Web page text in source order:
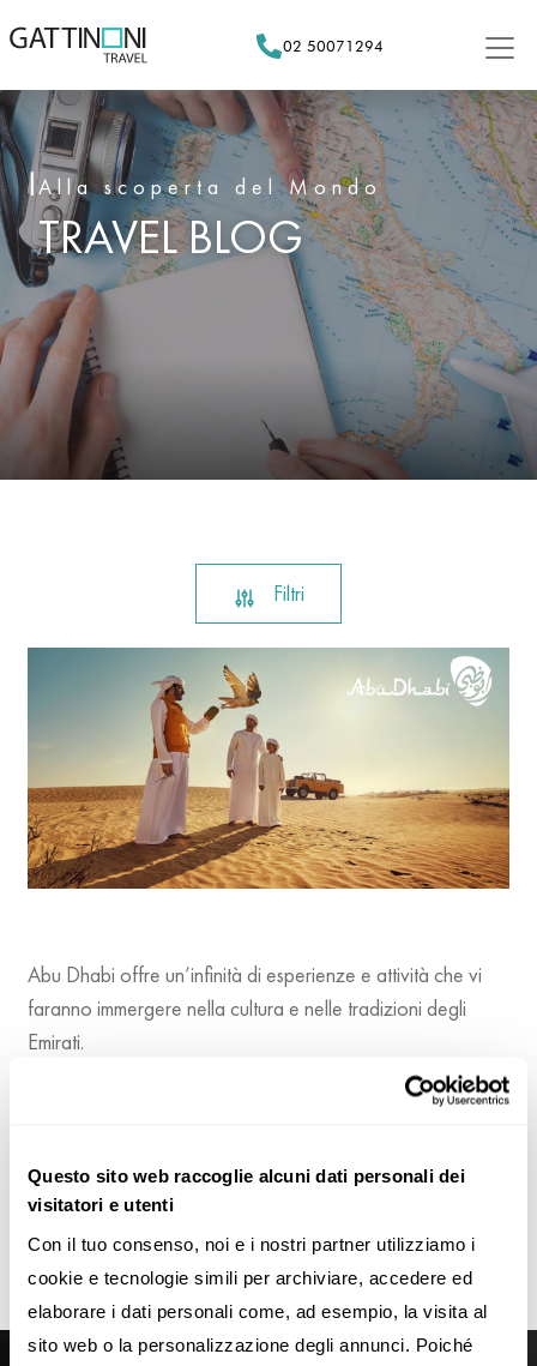
Questo sito web raccoglie alcuni dati personali dei
visitatori e utenti
Con il tuo consenso, noi e i nostri partner utilizziamo i
cookie e tecnologie simili per archiviare, accedere ed
elaborare i dati personali come, ad esempio, la visita al
sito web o la personalizzazione degli annunci. Poiché
to
02 50071294
Alla scoperta del Mondo
TRAVEL BLOG
Abu Dhabi offre un’infinità di esperienze e attività che vi
faranno immergere nella cultura e nelle tradizioni degli
Emirati.
Filtri